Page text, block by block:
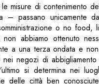
misure di contenimento
– passano unicamente
o no
non abbiamo ottenuto
a una terza ondata e
negozi di
si determina nei
delle città ben